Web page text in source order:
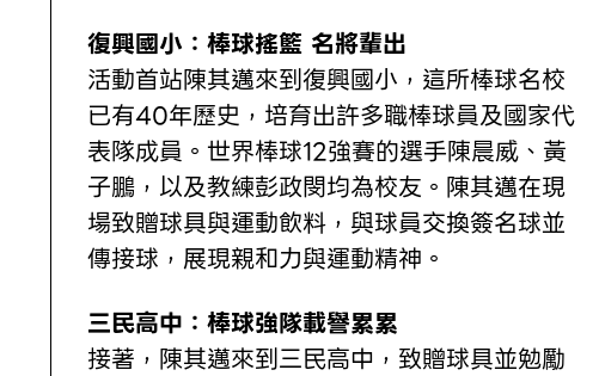
復興國小：棒球搖籃 名將輩出
活動首站陳其邁來到復興國小，這所棒球名校
已有40年歷史，培育出許多職棒球員及國家代
表隊成員。世界棒球12強賽的選手陳晨威、黃
子鵬，以及教練彭政閔均為校友。陳其邁在現
場致贈球具與運動飲料，與球員交換簽名球並
傳接球，展現親和力與運動精神。
三民高中：棒球強隊載譽累累
接著，陳其邁來到三民高中，致贈球具並勉勵